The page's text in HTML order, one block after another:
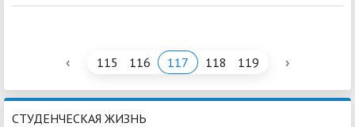
‹ 115 116 117 118 119 ›
СТУДЕНЧЕСКАЯ ЖИЗНЬ